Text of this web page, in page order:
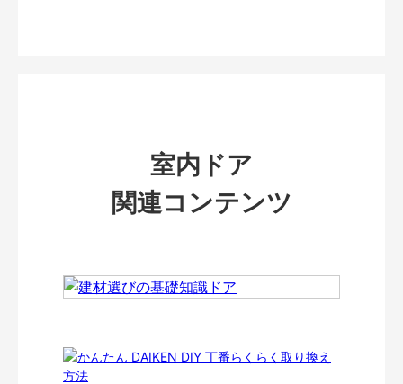
室内ドア
関連コンテンツ